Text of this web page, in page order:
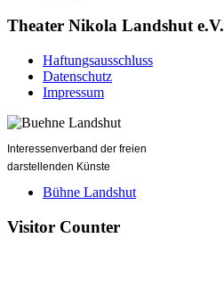
Theater Nikola Landshut e.V.
Haftungsausschluss
Datenschutz
Impressum
Interessenverband der freien
darstellenden Künste
Bühne Landshut
Visitor Counter